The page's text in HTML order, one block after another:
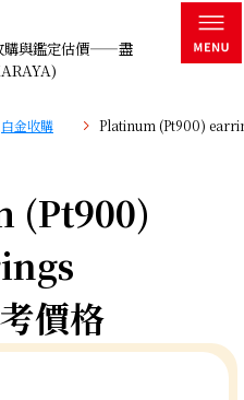
購與鑑定估價——盡
白金收購 Platinum (Pt900)
(Pt900)
價格